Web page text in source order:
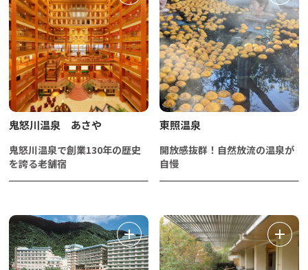
鬼怒川温泉 あさや
鬼怒川温泉で創業130年の歴史
を誇る老舗宿
東照温泉
開放感抜群！自然放流の温泉が
自慢